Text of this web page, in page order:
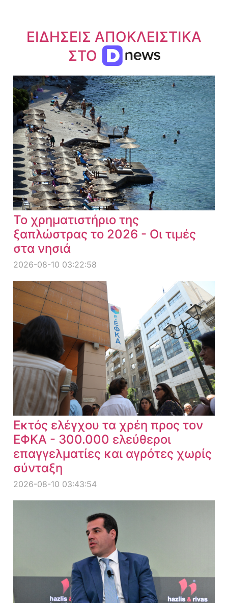
ΕΙΔΗΣΕΙΣ ΑΠΟΚΛΕΙΣΤΙΚΑ
ΣΤΟ
Το χρηματιστήριο της
ξαπλώστρας το 2026 - Οι τιμές
στα νησιά
2026-08-10 03:22:58
Εκτός ελέγχου τα χρέη προς τον
ΕΦΚΑ - 300.000 ελεύθεροι
επαγγελματίες και αγρότες χωρίς
σύνταξη
2026-08-10 03:43:54